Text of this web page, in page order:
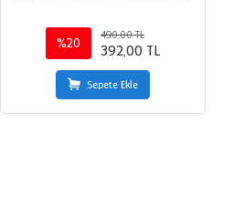
%20
490,00 TL
392,00 TL
Sepete Ekle